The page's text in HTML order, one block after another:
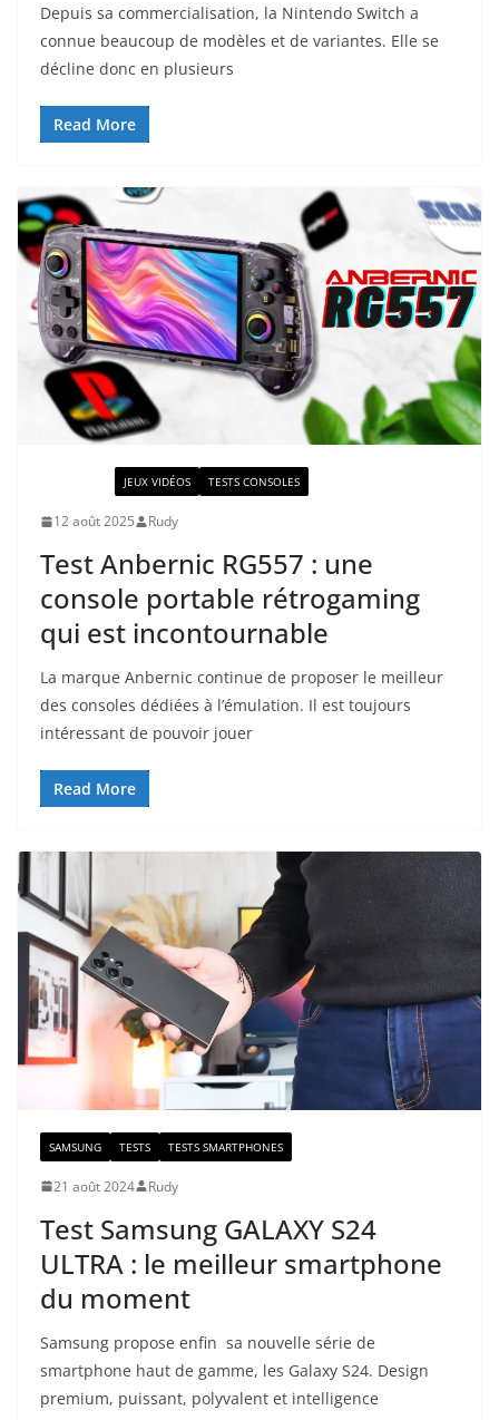
Depuis sa commercialisation, la Nintendo Switch a
connue beaucoup de modèles et de variantes. Elle se
décline donc en plusieurs
Read More
JEUX VIDÉOS TESTS CONSOLES
12 août 2025 Rudy
Test Anbernic RG557 : une
console portable rétrogaming
qui est incontournable
La marque Anbernic continue de proposer le meilleur
des consoles dédiées à l’émulation. Il est toujours
intéressant de pouvoir jouer
Read More
SAMSUNG TESTS TESTS SMARTPHONES
21 août 2024 Rudy
Test Samsung GALAXY S24
ULTRA : le meilleur smartphone
du moment
Samsung propose enfin sa nouvelle série de
smartphone haut de gamme, les Galaxy S24. Design
premium, puissant, polyvalent et intelligence